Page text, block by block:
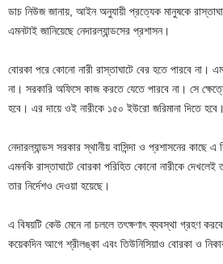
ডাচ নিউজ জানায়, আইন অনুযায়ী প্রত্যেক মানুষকে
এমনটাই জানিয়েছে নেদারল্যান্ডসের প্রশাসন।
বোরকা পরে কোনো নারী রাস্তাঘাটে বের হতে পারবে না।
না। সরকারি অফিসে কাজ করতে যেতে পারবে না। সে
হবে। এর দায়ে ওই নারীকে ১৫০ ইউরো জরিমানা দিতে হবে।
নেদারল্যান্ডস সরকার স্থানীয় বাসিন্দা ও প্রশাসনের কাছে এ
এমনকি রাস্তাঘাটে বোরকা পরিহিত কোনো নারীকে দেখলেই
তার নির্দেশও দেওয়া হয়েছে।
এ বিষয়টি কেউ মেনে না চললে তৎক্ষণাৎ ব্যবস্থা গ্রহণ
কয়েকদিন আগে শ্রীলঙ্কা এবং তিউনিসিয়াও বোরকা ও